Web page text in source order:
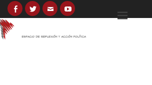
Facebook
TwitterEmailYouTube
y acción política